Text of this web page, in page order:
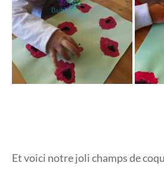
Et voici notre joli champs de